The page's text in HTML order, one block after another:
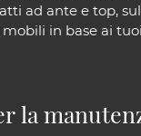
ad ante e top,
in base ai
la